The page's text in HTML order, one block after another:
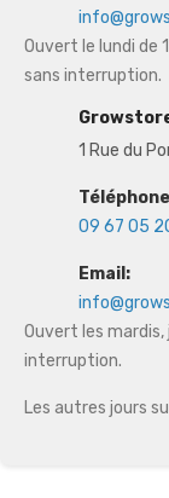
Ouvert le lundi de
sans interruption.
1 Rue du
09 67 05
Email:
Ouvert les mardis,
interruption.
Les autres jours